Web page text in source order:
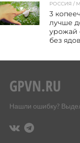
98
РОССИЯ /
3
лучше
урожай
без
Нашли ошибку?